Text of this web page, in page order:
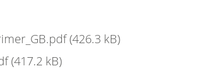
(426.3 kB)
(417.2 kB)